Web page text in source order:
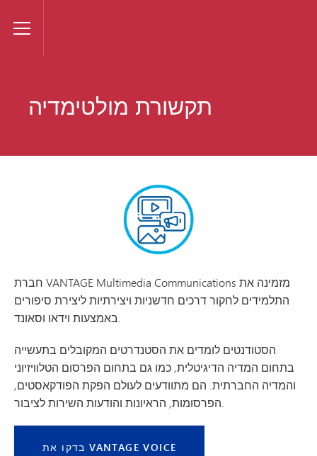
Toggle Menu
תקשורת מולטימדיה
חברת VANTAGE Multimedia Communications מזמינה את
התלמידים לחקור דרכים חדשניות ויצירתיות ליצירת סיפורים
באמצעות וידאו וסאונד.
הסטודנטים לומדים את הסטנדרטים המקובלים בתעשייה
בתחום המדיה הדיגיטלית, כמו גם בתחום הפרסום הטלוויזיוני
והמדיה החברתית. הם מתוודעים לעולם הפקת הפודקאסטים,
הפרסומות, הראיונות והודעות השירות לציבור.
בדקו את VANTAGE VOICE